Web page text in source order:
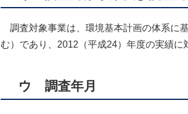
調査対象事業は、環境基本計画の体系に
む）であり、2012（平成24）年度の実績に
ウ 調査年月